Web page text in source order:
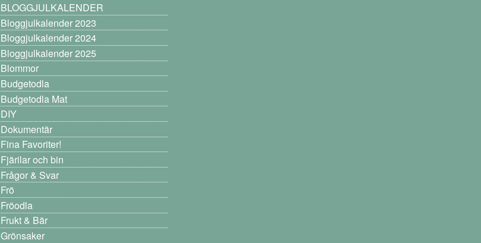
BLOGGJULKALENDER
Bloggjulkalender 2023
Bloggjulkalender 2024
Bloggjulkalender 2025
Blommor
Budgetodla
Budgetodla Mat
DIY
Dokumentär
Fina Favoriter!
Fjärilar och bin
Frågor & Svar
Frö
Fröodla
Frukt & Bär
Grönsaker